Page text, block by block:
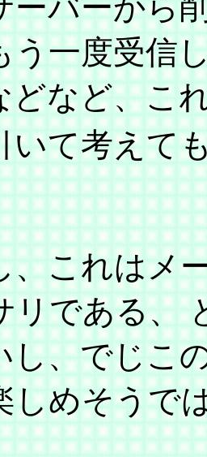
ーバーから
う一度受信
どなど、こ
いて考えて
これはメ
リである、
し、でじこ
しめそうで